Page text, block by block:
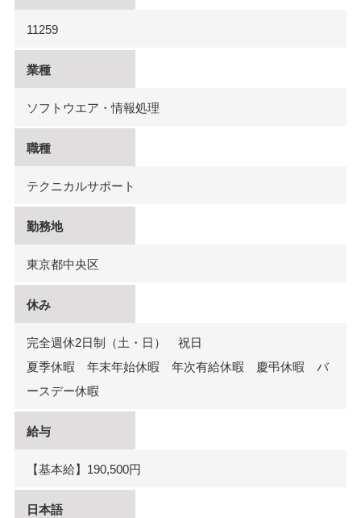
11259
業種
ソフトウエア・情報処理
職種
テクニカルサポート
勤務地
東京都中央区
休み
完全週休2日制（土・日） 祝日
夏季休暇 年末年始休暇 年次有給休暇 慶弔休暇 バ
ースデー休暇
給与
【基本給】190,500円
日本語